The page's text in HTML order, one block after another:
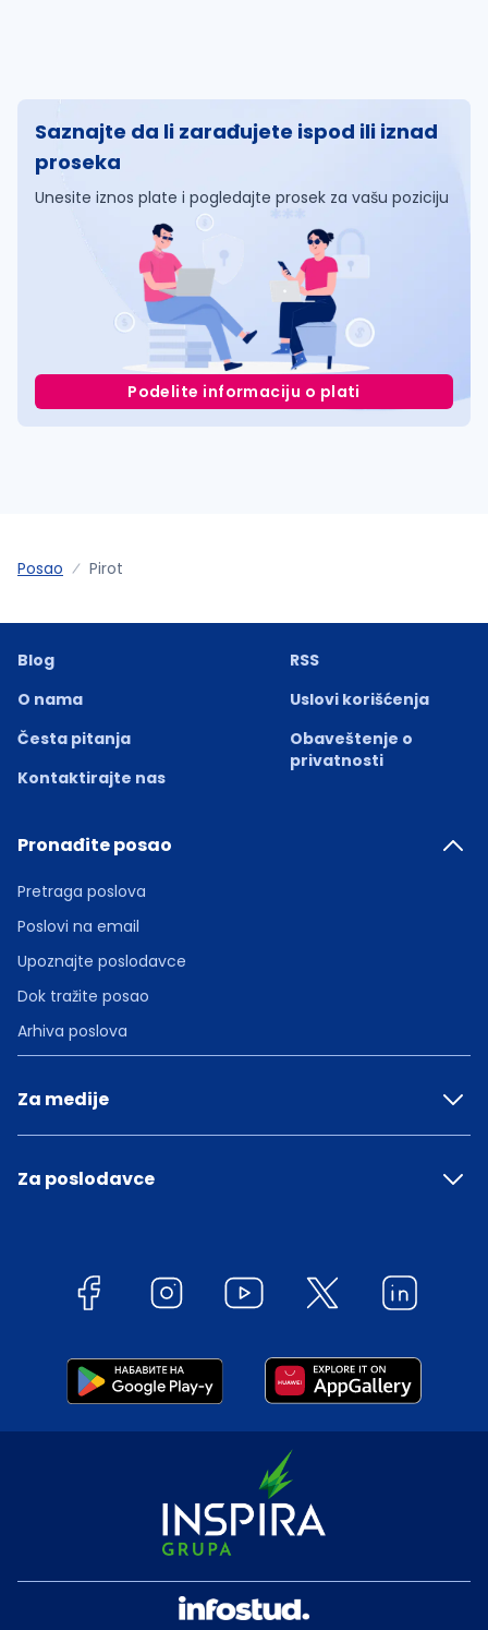
Saznajte da li zarađujete ispod ili iznad
proseka
Unesite iznos plate i pogledajte prosek za vašu poziciju
Podelite informaciju o plati
Posao Pirot
Blog
O nama
Česta pitanja
Kontaktirajte nas
RSS
Uslovi korišćenja
Obaveštenje o
privatnosti
Pronađite posao
Pretraga poslova
Poslovi na email
Upoznajte poslodavce
Dok tražite posao
Arhiva poslova
Za medije
Za poslodavce